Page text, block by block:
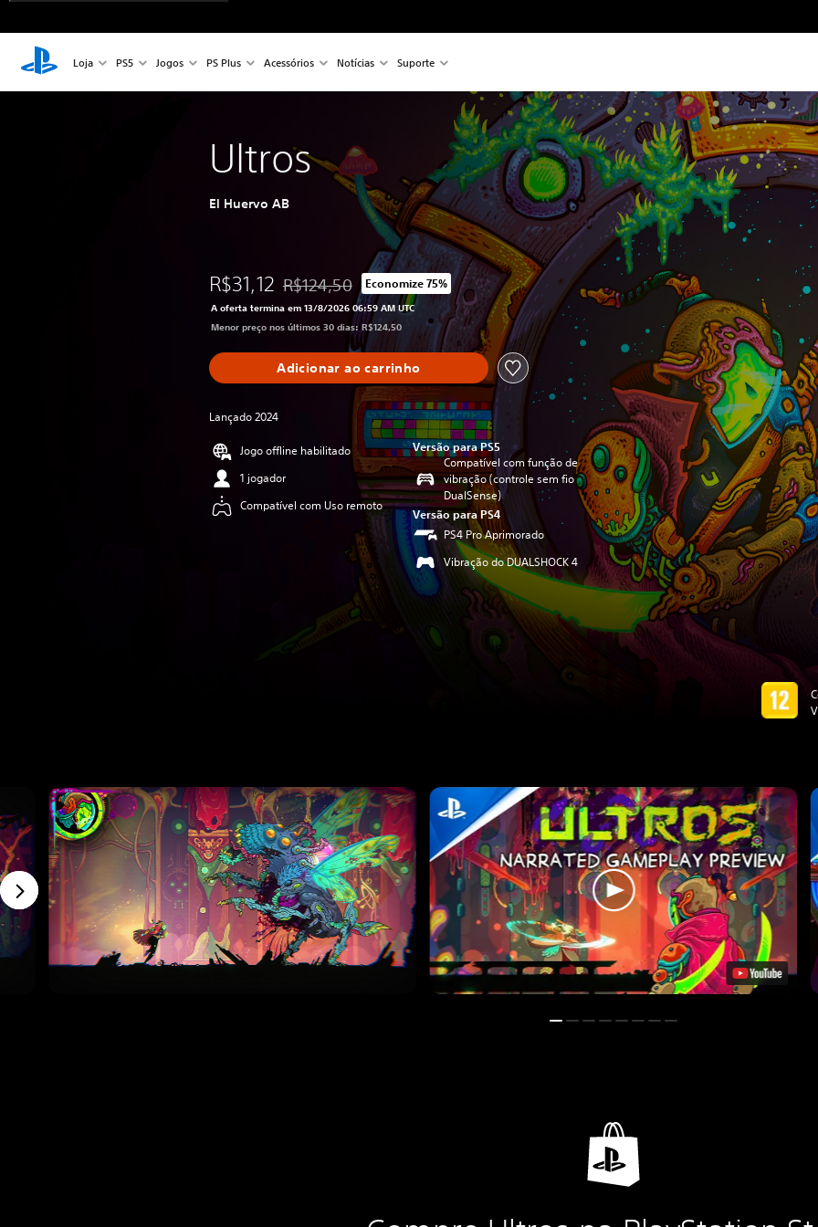
Loja PS5 Jogos PS Plus Acessórios Notícias Suporte
Ultros
El Huervo AB
R$31,12 Desconto aplicado no preço original de R$124,50
R$124,50 Economize 75%
A oferta termina em 13/8/2026 06:59 AM UTC
Menor preço nos últimos 30 dias: R$124,50
Adicionar ao carrinho
Lançado 2024
Jogo offline habilitado
1 jogador
Compatível com Uso remoto
Versão para PS5
Compatível com função de
vibração (controle sem fio
DualSense)
Versão para PS4
PS4 Pro Aprimorado
Vibração do DUALSHOCK 4